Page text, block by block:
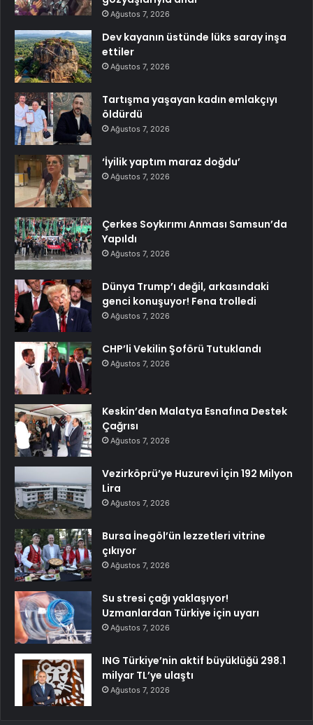
Ağustos 7, 2026
Dev kayanın üstünde lüks saray inşa
ettiler
Ağustos 7, 2026
Tartışma yaşayan kadın emlakçıyı
öldürdü
Ağustos 7, 2026
‘İyilik yaptım maraz doğdu’
Ağustos 7, 2026
Çerkes Soykırımı Anması Samsun’da
Yapıldı
Ağustos 7, 2026
Dünya Trump’ı değil, arkasındaki
genci konuşuyor! Fena trolledi
Ağustos 7, 2026
CHP’li Vekilin Şoförü Tutuklandı
Ağustos 7, 2026
Keskin’den Malatya Esnafına Destek
Çağrısı
Ağustos 7, 2026
Vezirköprü’ye Huzurevi İçin 192 Milyon
Lira
Ağustos 7, 2026
Bursa İnegöl’ün lezzetleri vitrine
çıkıyor
Ağustos 7, 2026
Su stresi çağı yaklaşıyor!
Uzmanlardan Türkiye için uyarı
Ağustos 7, 2026
ING Türkiye’nin aktif büyüklüğü 298.1
milyar TL’ye ulaştı
Ağustos 7, 2026